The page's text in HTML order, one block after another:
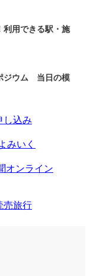
利用できる駅・施
ジウム 当日の模